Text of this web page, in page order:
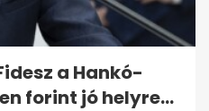
a Hankó-
forint jó helyre...